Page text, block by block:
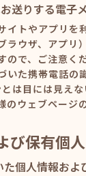
送りする電子
イトやアプリ
ラウザ、アプリ
で、ご注意く
いた携帯電話の
は目には見え
のウェブページ
び保有個
個人情報お